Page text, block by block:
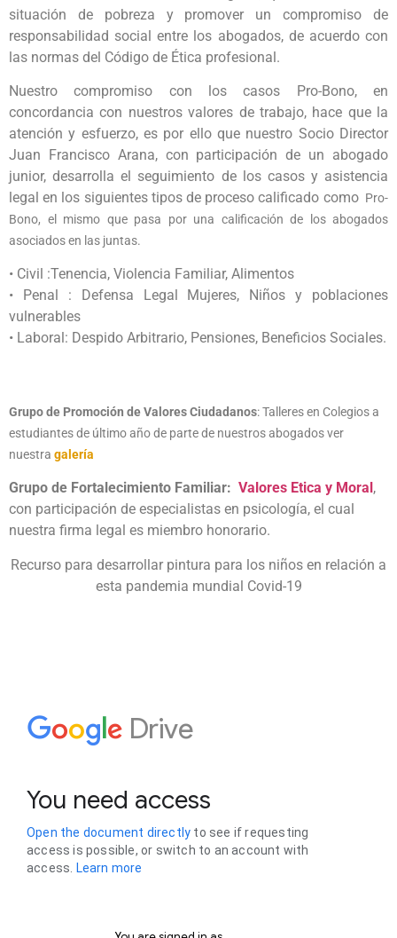
situación de pobreza y promover un compromiso de
responsabilidad social entre los abogados, de acuerdo con
las normas del Código de Ética profesional.
Nuestro compromiso con los casos Pro-Bono, en
concordancia con nuestros valores de trabajo, hace que la
atención y esfuerzo, es por ello que nuestro Socio Director
Juan Francisco Arana, con participación de un abogado
junior, desarrolla el seguimiento de los casos y asistencia
legal en los siguientes tipos de proceso calificado como Pro-
Bono, el mismo que pasa por una calificación de los abogados
asociados en las juntas.
• Civil :Tenencia, Violencia Familiar, Alimentos
• Penal : Defensa Legal Mujeres, Niños y poblaciones
vulnerables
• Laboral: Despido Arbitrario, Pensiones, Beneficios Sociales.
Grupo de Promoción de Valores Ciudadanos: Talleres en Colegios a
estudiantes de último año de parte de nuestros abogados ver
nuestra galería
Grupo de Fortalecimiento Familiar: Valores Etica y Moral ,
con participación de especialistas en psicología, el cual
nuestra firma legal es miembro honorario.
Recurso para desarrollar pintura para los niños en relación a
esta pandemia mundial Covid-19